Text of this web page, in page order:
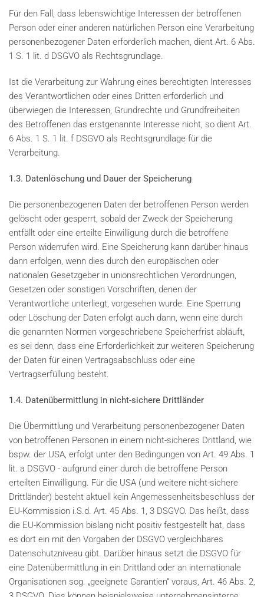
Für den Fall, dass lebenswichtige Interessen der betroffenen
Person oder einer anderen natürlichen Person eine Verarbeitung
personenbezogener Daten erforderlich machen, dient Art. 6 Abs.
1 S. 1 lit. d DSGVO als Rechtsgrundlage.
Ist die Verarbeitung zur Wahrung eines berechtigten Interesses
des Verantwortlichen oder eines Dritten erforderlich und
überwiegen die Interessen, Grundrechte und Grundfreiheiten
des Betroffenen das erstgenannte Interesse nicht, so dient Art.
6 Abs. 1 S. 1 lit. f DSGVO als Rechtsgrundlage für die
Verarbeitung.
1.3. Datenlöschung und Dauer der Speicherung
Die personenbezogenen Daten der betroffenen Person werden
gelöscht oder gesperrt, sobald der Zweck der Speicherung
entfällt oder eine erteilte Einwilligung durch die betroffene
Person widerrufen wird. Eine Speicherung kann darüber hinaus
dann erfolgen, wenn dies durch den europäischen oder
nationalen Gesetzgeber in unionsrechtlichen Verordnungen,
Gesetzen oder sonstigen Vorschriften, denen der
Verantwortliche unterliegt, vorgesehen wurde. Eine Sperrung
oder Löschung der Daten erfolgt auch dann, wenn eine durch
die genannten Normen vorgeschriebene Speicherfrist abläuft,
es sei denn, dass eine Erforderlichkeit zur weiteren Speicherung
der Daten für einen Vertragsabschluss oder eine
Vertragserfüllung besteht.
1.4. Datenübermittlung in nicht-sichere Drittländer
Die Übermittlung und Verarbeitung personenbezogener Daten
von betroffenen Personen in einem nicht-sicheres Drittland, wie
bspw. der USA, erfolgt unter den Bedingungen von Art. 49 Abs. 1
lit. a DSGVO - aufgrund einer durch die betroffene Person
erteilten Einwilligung. Für die USA (und weitere nicht-sichere
Drittländer) besteht aktuell kein Angemessenheitsbeschluss der
EU-Kommission i.S.d. Art. 45 Abs. 1, 3 DSGVO. Das heißt, dass
die EU-Kommission bislang nicht positiv festgestellt hat, dass
es dort ein mit den Vorgaben der DSGVO vergleichbares
Datenschutzniveau gibt. Darüber hinaus setzt die DSGVO für
eine Datenübermittlung in ein Drittland oder an internationale
Organisationen sog. „geeignete Garantien“ voraus, Art. 46 Abs. 2,